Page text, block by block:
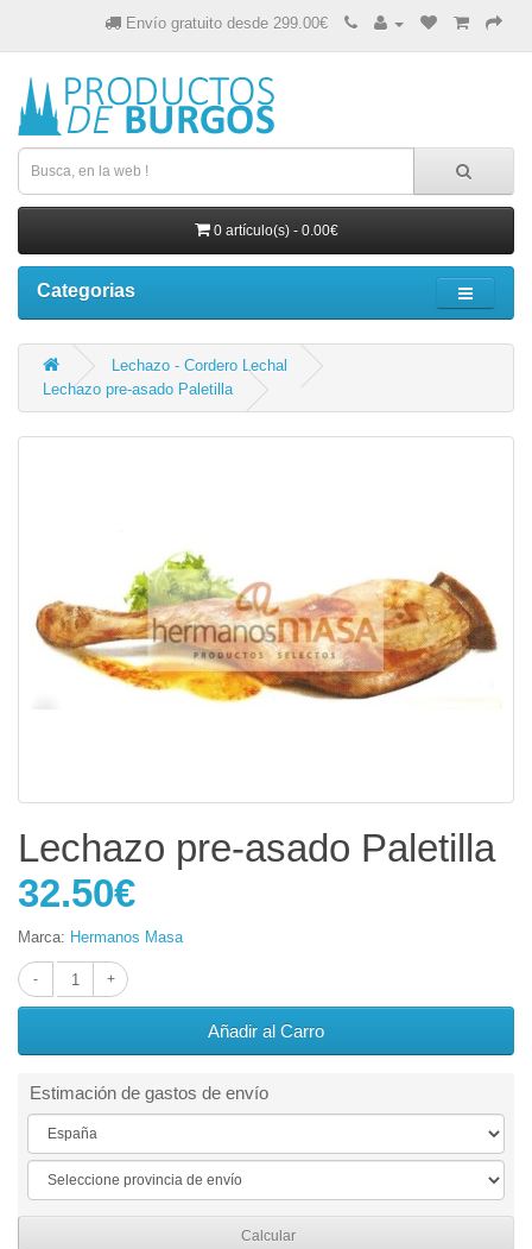
Envío gratuito desde 299.00€
0 artículo(s) - 0.00€
Categorias
Lechazo - Cordero Lechal
Lechazo pre-asado Paletilla
Lechazo pre-asado Paletilla
32.50€
Marca: Hermanos Masa
Añadir al Carro
Estimación de gastos de envío
Calcular